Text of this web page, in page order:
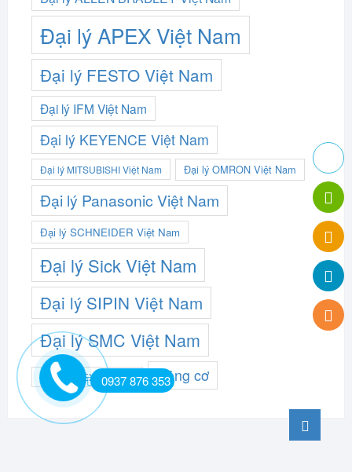
Đại lý APEX Việt Nam
Đại lý FESTO Việt Nam
Đại lý IFM Việt Nam
Đại lý KEYENCE Việt Nam
Đại lý MITSUBISHI Việt Nam Đại lý OMRON Việt Nam
Đại lý Panasonic Việt Nam
Đại lý SCHNEIDER Việt Nam
Đại lý Sick Việt Nam
Đại lý SIPIN Việt Nam
Đại lý SMC Việt Nam
Đại lý TAKEX Việt Nam Động cơ
Go
to
0937 876 353